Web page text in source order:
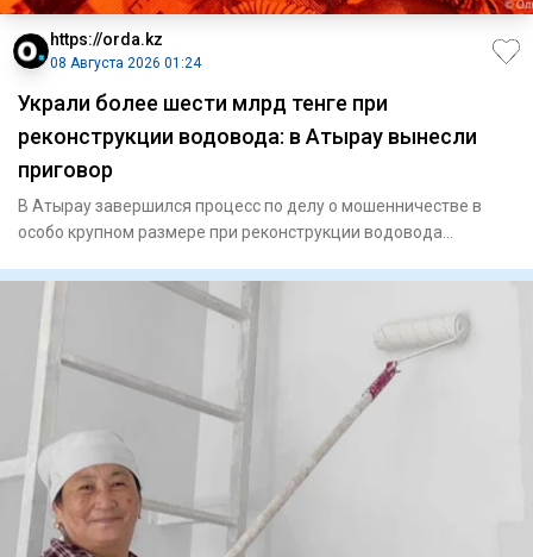
https://orda.kz
08 Августа 2026 01:24
Украли более шести млрд тенге при
реконструкции водовода: в Атырау вынесли
приговор
В Атырау завершился процесс по делу о мошенничестве в
особо крупном размере при реконструкции водовода